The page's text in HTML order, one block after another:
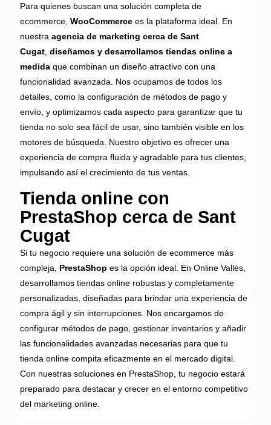
Para quienes buscan una solución completa de
ecommerce, WooCommerce es la plataforma ideal. En
nuestra agencia de marketing cerca de Sant
Cugat diseñamos y desarrollamos tiendas online a
medida que combinan un diseño atractivo con una
funcionalidad avanzada. Nos ocupamos de todos los
detalles, como la configuración de métodos de pago y
envío, y optimizamos cada aspecto para garantizar que tu
tienda no solo sea fácil de usar, sino también visible en los
motores de búsqueda. Nuestro objetivo es ofrecer una
experiencia de compra fluida y agradable para tus clientes,
impulsando así el crecimiento de tus ventas.
Tienda online con
PrestaShop cerca de Sant
Cugat
Si tu negocio requiere una solución de ecommerce más
compleja, PrestaShop es la opción ideal. En Online Vallès,
desarrollamos tiendas online robustas y completamente
personalizadas, diseñadas para brindar una experiencia de
compra ágil y sin interrupciones. Nos encargamos de
configurar métodos de pago, gestionar inventarios y añadir
las funcionalidades avanzadas necesarias para que tu
tienda online compita eficazmente en el mercado digital.
Con nuestras soluciones en PrestaShop, tu negocio estará
preparado para destacar y crecer en el entorno competitivo
del marketing online.